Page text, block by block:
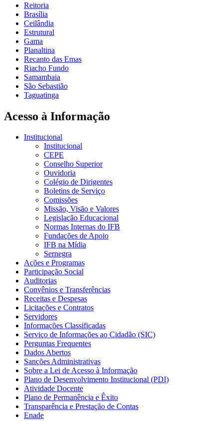
Reitoria
Brasília
Ceilândia
Estrutural
Gama
Planaltina
Recanto das Emas
Riacho Fundo
Samambaia
São Sebastião
Taguatinga
Acesso à Informação
Institucional
Institucional
CEPE
Conselho Superior
Ouvidoria
Colégio de Dirigentes
Boletins de Serviço
Comissões
Missão, Visão e Valores
Legislação Educacional
Normas Internas do IFB
Fundações de Apoio
IFB na Mídia
Sernegra
Ações e Programas
Participação Social
Auditorias
Convênios e Transferências
Receitas e Despesas
Licitações e Contratos
Servidores
Informações Classificadas
Serviço de Informações ao Cidadão (SIC)
Perguntas Frequentes
Dados Abertos
Sanções Administrativas
Sobre a Lei de Acesso à Informação
Plano de Desenvolvimento Institucional (PDI)
Atividade Docente
Plano de Permanência e Êxito
Transparência e Prestação de Contas
Enade